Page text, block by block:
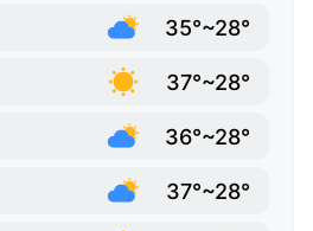
35°~28°
37°~28°
36°~28°
37°~28°